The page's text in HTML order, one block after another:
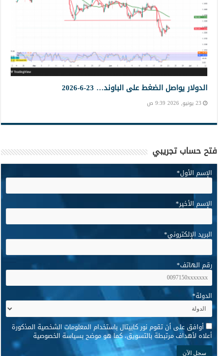
الدولار يواصل الضغط على الباوند… 23-6-2026
23 يونيو, 2026 9:39 ص
فتح حساب تجريبي
الإسم الأول*
الإسم الأخير*
البريد الإلكتروني*
رقم الهاتف*
الدولة*
* أوافق على أن تقوم نور كابيتال باستخدام المعلومات الشخصية المذكورة
أعلاه لأهداف مرتبطة بالتسويق، كما هو موضح بسياسة الخصوصية